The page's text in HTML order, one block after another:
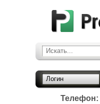
Искать...
Логин
Телефон: